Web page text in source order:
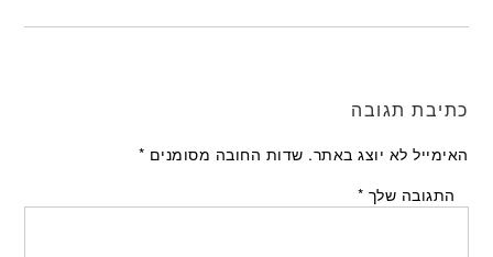
כתיבת תגובה
האימייל לא יוצג באתר. שדות החובה מסומנים *
התגובה שלך *